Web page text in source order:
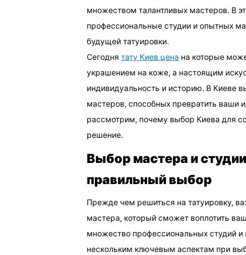
множеством талантливых мастеров. В
профессиональные студии и опытных
будущей татуировки.
Сегодня тату Киев цена на которые
украшением на коже, а настоящим
индивидуальность и историю. В Киеве
мастеров, способных превратить ваши
рассмотрим, почему выбор Киева для
решение.
Выбор мастера и
правильный выбор
Прежде чем решиться на татуировку,
мастера, который сможет воплотить
множество профессиональных студий
нескольким ключевым аспектам при